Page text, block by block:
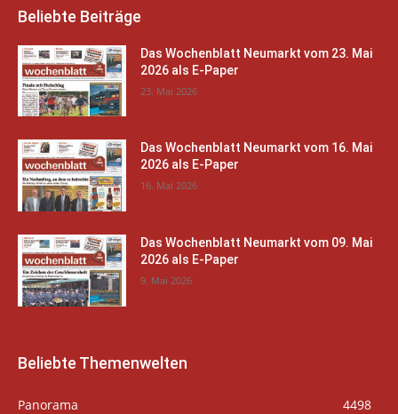
Beliebte Beiträge
Das Wochenblatt Neumarkt vom 23. Mai
2026 als E-Paper
23. Mai 2026
Das Wochenblatt Neumarkt vom 16. Mai
2026 als E-Paper
16. Mai 2026
Das Wochenblatt Neumarkt vom 09. Mai
2026 als E-Paper
9. Mai 2026
Beliebte Themenwelten
Panorama
4498